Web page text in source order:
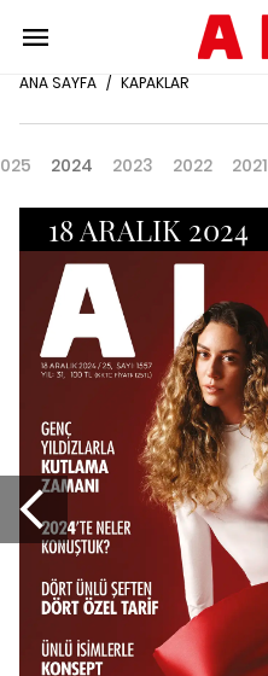
ANA SAYFA / KAPAKLAR
2024 2023 2022 2021
18 ARALIK 2024